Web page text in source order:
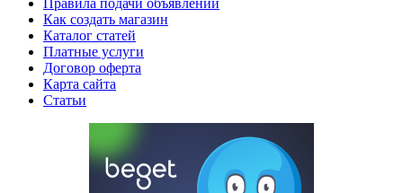
Правила подачи объявлений
Как создать магазин
Каталог статей
Платные услуги
Договор оферта
Карта сайта
Статьи